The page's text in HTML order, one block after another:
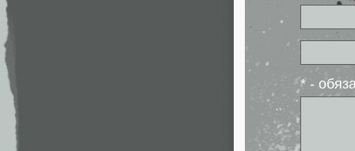
* -